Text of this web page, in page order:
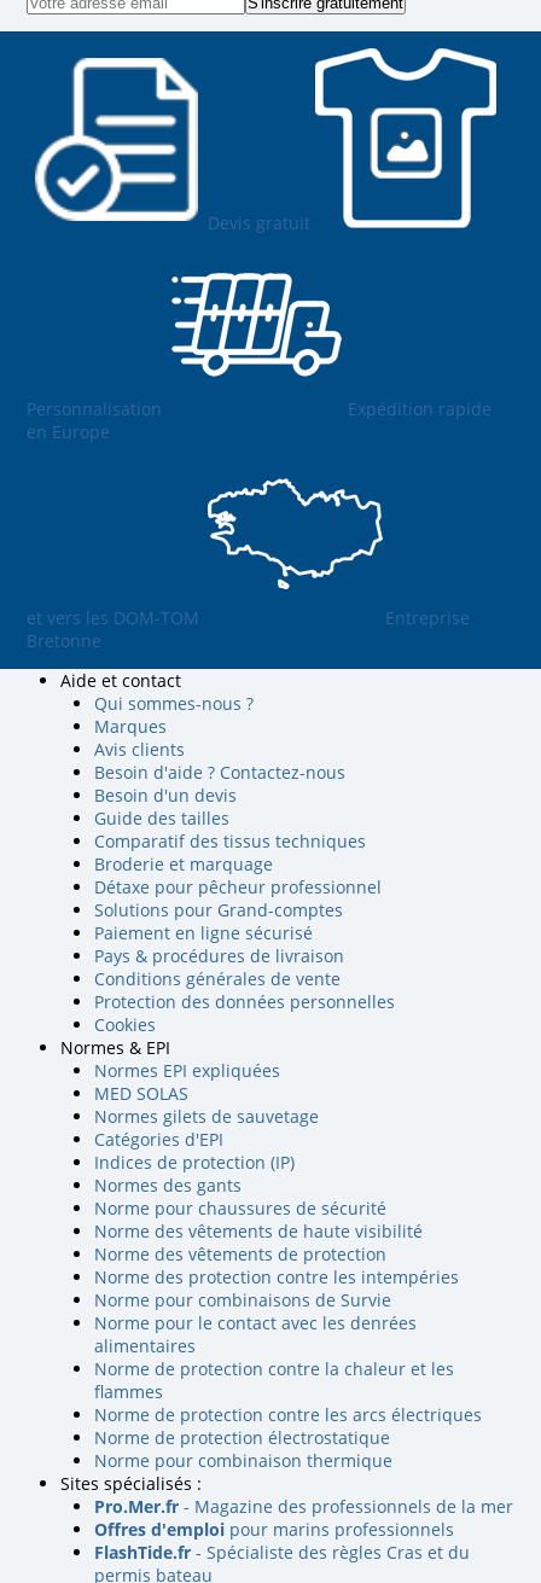
Devis gratuit
Personnalisation
Expédition rapide
en Europe
et vers les DOM-TOM
Entreprise
Bretonne
Aide et contact
Qui sommes-nous ?
Marques
Avis clients
Besoin d'aide ? Contactez-nous
Besoin d'un devis
Guide des tailles
Comparatif des tissus techniques
Broderie et marquage
Détaxe pour pêcheur professionnel
Solutions pour Grand-comptes
Paiement en ligne sécurisé
Pays & procédures de livraison
Conditions générales de vente
Protection des données personnelles
Cookies
Normes & EPI
Normes EPI expliquées
MED SOLAS
Normes gilets de sauvetage
Catégories d'EPI
Indices de protection (IP)
Normes des gants
Norme pour chaussures de sécurité
Norme des vêtements de haute visibilité
Norme des vêtements de protection
Norme des protection contre les intempéries
Norme pour combinaisons de Survie
Norme pour le contact avec les denrées
alimentaires
Norme de protection contre la chaleur et les
flammes
Norme de protection contre les arcs électriques
Norme de protection électrostatique
Norme pour combinaison thermique
Sites spécialisés :
Pro.Mer.fr - Magazine des professionnels de la mer
Offres d'emploi pour marins professionnels
FlashTide.fr - Spécialiste des règles Cras et du
permis bateau